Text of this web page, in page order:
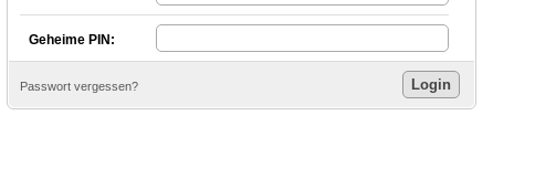
Geheime PIN:
Passwort vergessen?